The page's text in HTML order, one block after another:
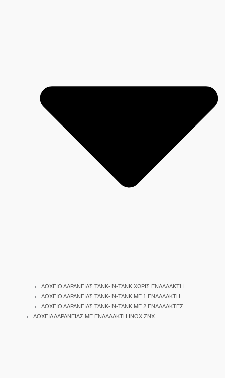
ΔΟΧΕΙΟ ΑΔΡΑΝΕΙΑΣ TANK-IN-TANK ΧΩΡΙΣ ΕΝΑΛΛΑΚΤΗ
ΔΟΧΕΙΟ ΑΔΡΑΝΕΙΑΣ TANK-IN-TANK ΜΕ 1 ΕΝΑΛΛΑΚΤΗ
ΔΟΧΕΙΟ ΑΔΡΑΝΕΙΑΣ TANK-IN-TANK ΜΕ 2 ΕΝΑΛΛΑΚΤΕΣ
ΔΟΧΕΙΑ ΑΔΡΑΝΕΙΑΣ ΜΕ ΕΝΑΛΛΑΚΤΗ INOX ΖΝΧ